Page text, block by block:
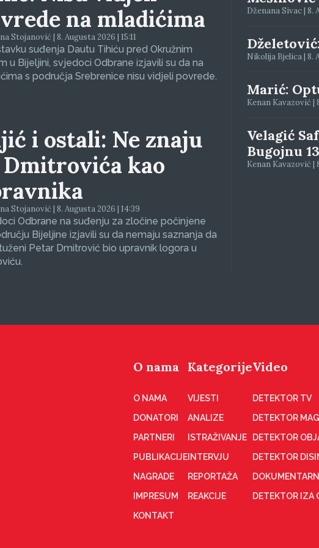
na mladićima
Stojanović | 8. Augusta 2026 | 15:11
suđenja Dautu Tihiću pred Okružnim
u Bijeljini, svjedoci Odbrane izjavili su da na
s područja Srebrenice nisu vidjeli povrede.
i ostali: Ne znaju
Dmitrovića kao
Stojanović | 8. Augusta 2026 | 14:39
Odbrane na suđenju za zločine počinjene
Bijeljine izjavili su da nemaju saznanja da
Petar Dmitrović bio upravnik logora u
Dženana Sivac | 8.
Nikolija Bjelica | 8.
Marić:
Kenan Kavazović |
Velagić
Bugojnu
Kenan Kavazović |
O nama
O NAMA
DONATORI
PARTNERI
PUBLIKACIJE
NAGRADE
IMPRESUM
KONTAKT
Kategorije
VIJESTI
ANALIZE
ISTRAŽIVANJE
INTERVJU
REPORTAŽA
REAKCIJE
Video
DETEKTOR TV
DETEKTOR
DETEKTOR
DETEKTOR
DETEKTOR IZA